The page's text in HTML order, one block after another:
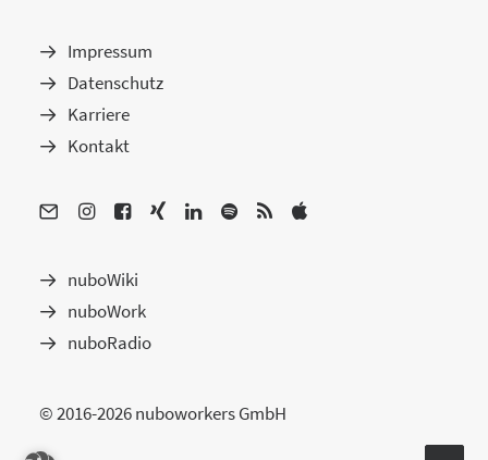
Impressum
Datenschutz
Karriere
Kontakt
nuboWiki
nuboWork
nuboRadio
© 2016-2026 nuboworkers GmbH